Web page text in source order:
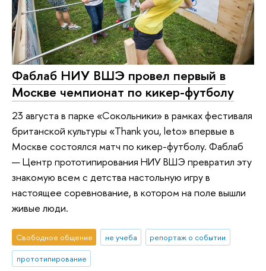
Фаблаб НИУ ВШЭ провел первый в
Москве чемпионат по кикер-футболу
23 августа в парке «Сокольники» в рамках фестиваля
британской культуры «Thank you, leto» впервые в
Москве состоялся матч по кикер-футболу. Фаблаб
— Центр прототипирования НИУ ВШЭ превратил эту
знакомую всем с детства настольную игру в
настоящее соревнование, в котором на поле вышли
живые люди.
Свободное общение не учеба
репортаж о событии
прототипирование